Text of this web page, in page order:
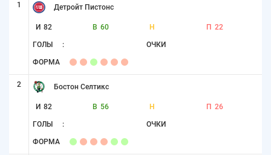
1 Детройт Пистонс
И 82 В 60 Н П 22
ГОЛЫ : ОЧКИ
ФОРМА
2 Бостон Селтикс
И 82 В 56 Н П 26
ГОЛЫ : ОЧКИ
ФОРМА